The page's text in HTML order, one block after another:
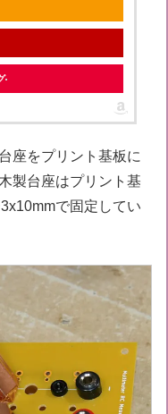
座をプリント基板に
製台座はプリント基
で固定してい